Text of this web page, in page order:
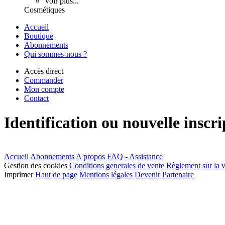
Cosmétiques
Accueil
Boutique
Abonnements
Qui sommes-nous ?
Accès direct
Commander
Mon compte
Contact
Identification ou nouvelle
Accueil Abonnements A propos FAQ - Assistance
Gestion des cookies Conditions generales de vente Règlement sur la
Imprimer Haut de page Mentions légales Devenir Partenaire